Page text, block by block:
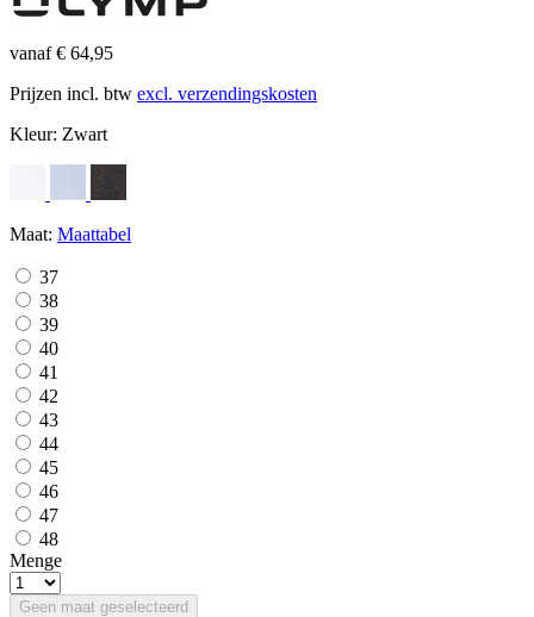
vanaf € 64,95
Prijzen incl. btw excl. verzendingskosten
Kleur: Zwart
Maat: Maattabel
37
38
39
40
41
42
43
44
45
46
47
48
Menge
Geen maat geselecteerd